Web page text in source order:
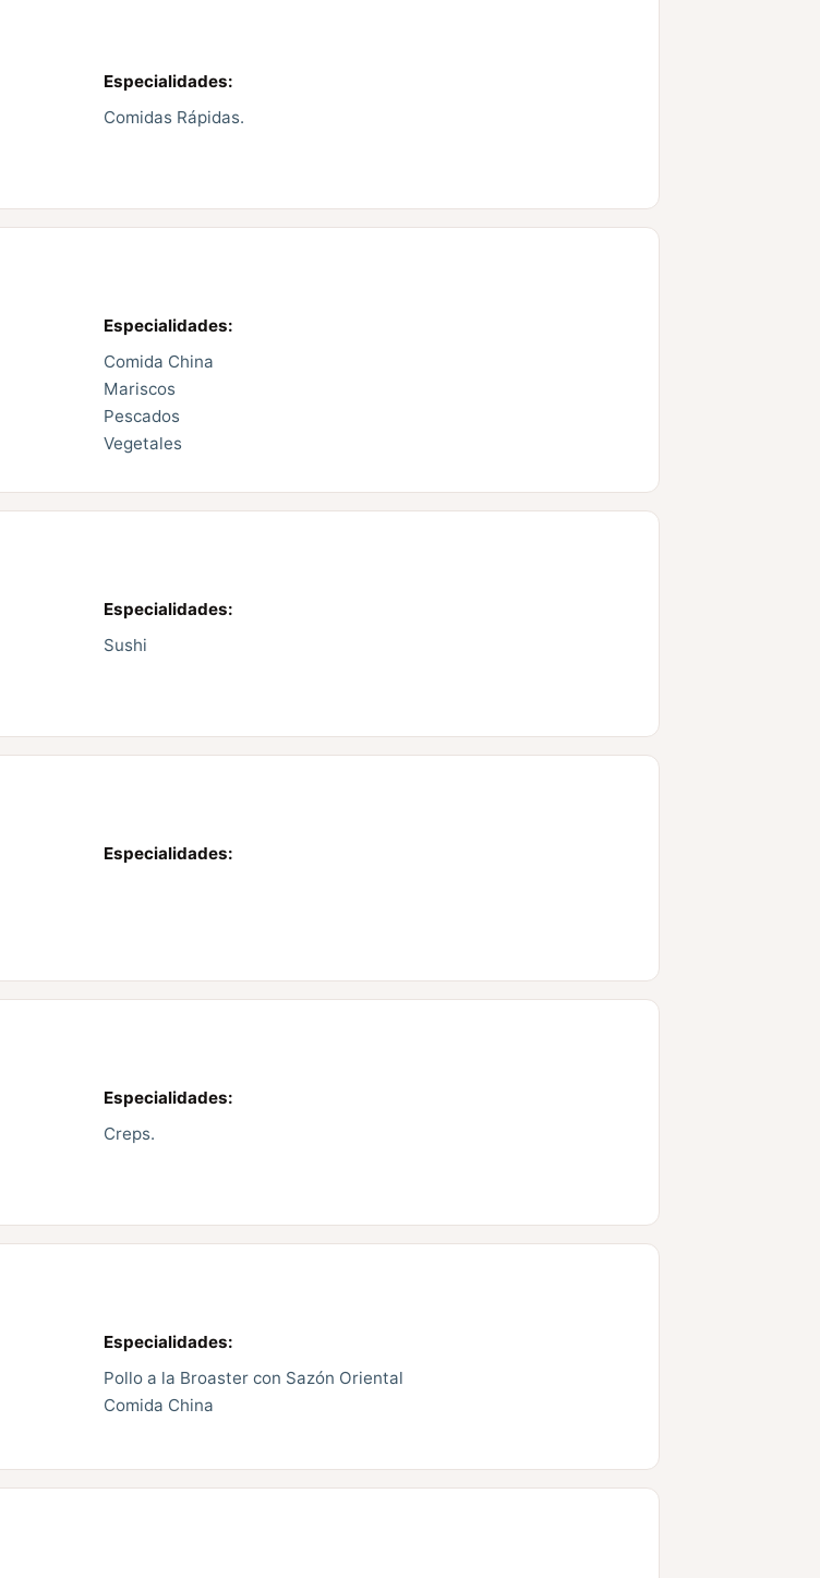
Especialidades:
Comidas Rápidas.
Especialidades:
Comida China
Mariscos
Pescados
Vegetales
Especialidades:
Sushi
Especialidades:
Especialidades:
Creps.
Especialidades:
Pollo a la Broaster con Sazón Oriental
Comida China